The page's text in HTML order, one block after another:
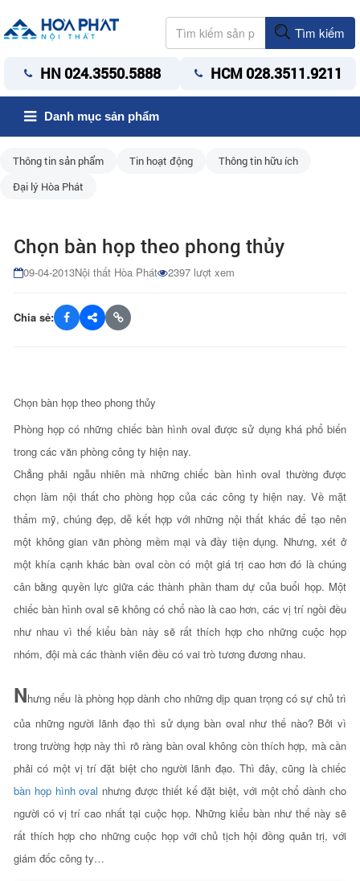
Tìm kiếm
HN 024.3550.5888 HCM 028.3511.9211
Danh mục sản phẩm
Thông tin sản phẩm Tin hoạt động
Thông tin hữu ích
Đại lý Hòa Phát
Chọn bàn họp theo phong thủy
09-04-2013Nội thất Hòa Phát 2397 lượt xem
Chia sẻ:
Chọn bàn họp theo phong thủy
Phòng họp có những chiếc bàn hình oval được sử dụng khá phổ biến
trong các văn phòng công ty hiện nay.
Chẳng phải ngẫu nhiên mà những chiếc bàn hình oval thường được
chọn làm nội thất cho phòng họp của các công ty hiện nay. Về mặt
thẩm mỹ, chúng đẹp, dễ kết hợp với những nội thất khác để tạo nên
một không gian văn phòng mềm mại và đầy tiện dụng. Nhưng, xét ở
một khía cạnh khác bàn oval còn có một giá trị cao hơn đó là chúng
cân bằng quyền lực giữa các thành phần tham dự của buổi họp. Một
chiếc bàn hình oval sẽ không có chổ nào là cao hơn, các vị trí ngồi đều
như nhau vì thế kiểu bàn này sẽ rất thích hợp cho những cuộc họp
nhóm, đội mà các thành viên đều có vai trò tương đương nhau.
Nhưng nếu là phòng họp dành cho những dịp quan trọng có sự chủ trì
của những người lãnh đạo thì sử dụng bàn oval như thế nào? Bởi vì
trong trường hợp này thì rõ ràng bàn oval không còn thích hợp, mà cần
phải có một vị trí đặt biệt cho người lãnh đạo. Thì đây, cũng là chiếc
bàn họp hình oval nhưng được thiết kế đặt biệt, với một chổ dành cho
người có vị trí cao nhất tại cuộc họp. Những kiểu bàn như thế này sẽ
rất thích hợp cho những cuộc họp với chủ tịch hội đồng quản trị, với
giám đốc công ty…